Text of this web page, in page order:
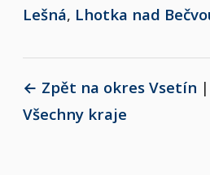
Lešná, Lhotka nad
← Zpět na okres Vsetín |
Všechny kraje